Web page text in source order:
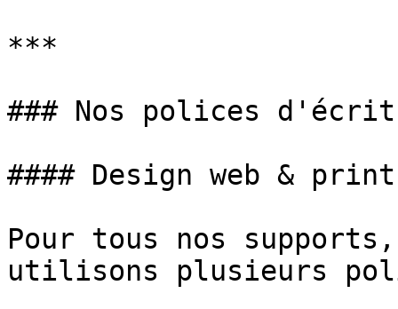
***
### Nos polices
#### Design web & print
Pour tous nos
utilisons plusieurs